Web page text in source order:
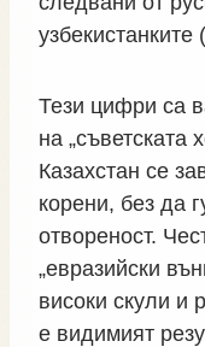
узбекистанките
Тези цифри са
на „съветската
Казахстан се
корени, без да
отвореност.
„евразийски
високи скули и
е видимият